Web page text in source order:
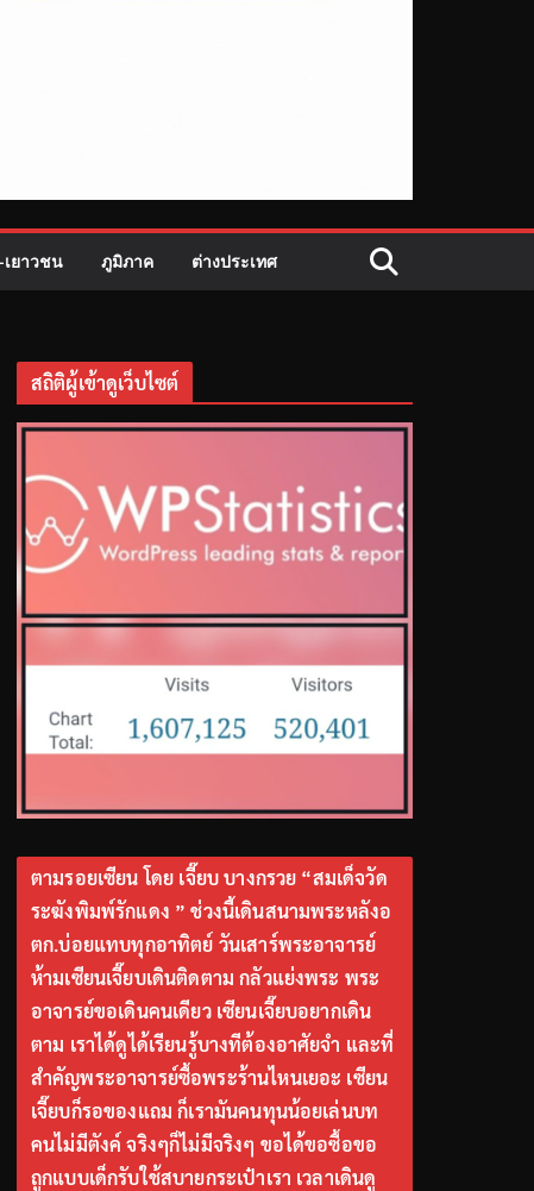
ยาวชน ภูมิภาค ต่างประเทศ
สถิติผู้เข้าดูเว็บไซต์
ตามรอยเซียน โดย เจี๊ยบ บางกรวย “สมเด็จวัด
ระฆังพิมพ์รักแดง ” ช่วงนี้เดินสนามพระหลังอ
ตก.บ่อยแทบทุกอาทิตย์ วันเสาร์พระอาจารย์
ห้ามเซียนเจี๊ยบเดินติดตาม กลัวแย่งพระ พระ
อาจารย์ขอเดินคนเดียว เซียนเจี๊ยบอยากเดิน
ตาม เราได้ดูได้เรียนรู้บางทีต้องอาศัยจำ และที่
สำคัญพระอาจารย์ซื้อพระร้านไหนเยอะ เซียน
เจี๊ยบก็รอของแถม ก็เรามันคนทุนน้อยเล่นบท
คนไม่มีตังค์ จริงๆก็ไม่มีจริงๆ ขอได้ขอซื้อขอ
ถูกแบบเด็กรับใช้สบายกระเป๋าเรา เวลาเดินดู